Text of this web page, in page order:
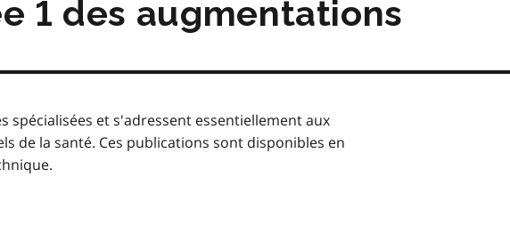
1 des augmentations
spécialisées et s'adressent essentiellement aux
de la santé. Ces publications sont disponibles en